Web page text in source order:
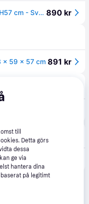
Start förvaringslåda svart - 118x59xH57 cm - Svart 890 kr
x 59 x 57 cm 891 kr
till
Detta görs
dessa
ge via
hantera dina
på legitimt